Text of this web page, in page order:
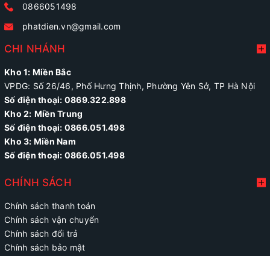
0866051498
phatdien.vn@gmail.com
CHI NHÁNH
Kho 1: Miền Bắc
VPDG: Số 26/46, Phố Hưng Thịnh, Phường Yên Sở, TP Hà Nội
Số điện thoại: 0869.322.898
Kho 2: Miền Trung
Số điện thoại: 0866.051.498
Kho 3: Miền Nam
Số điện thoại: 0866.051.498
CHÍNH SÁCH
Chính sách thanh toán
Chính sách vận chuyển
Chính sách đổi trả
Chính sách bảo mật